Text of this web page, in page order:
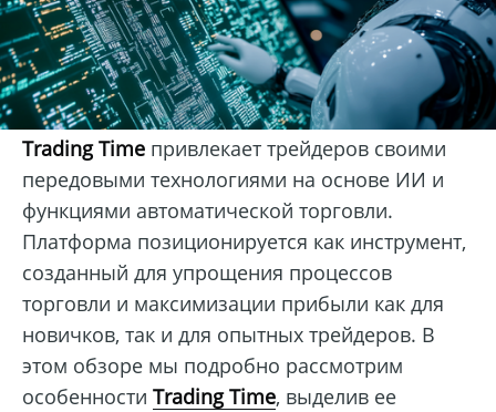
Trading Time привлекает трейдеров своими
передовыми технологиями на основе ИИ и
функциями автоматической торговли.
Платформа позиционируется как инструмент,
созданный для упрощения процессов
торговли и максимизации прибыли как для
новичков, так и для опытных трейдеров. В
этом обзоре мы подробно рассмотрим
особенности Trading Time, выделив ее